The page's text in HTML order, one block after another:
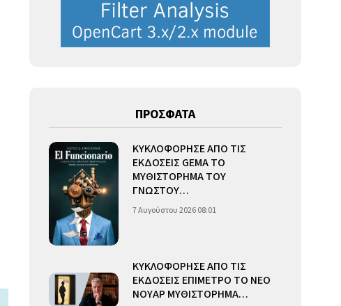
ΠΡΟΣΦΑΤΑ
ΚΥΚΛΟΦΟΡΗΣΕ ΑΠΟ ΤΙΣ
ΕΚΔΟΣΕΙΣ GEMA ΤΟ
ΜΥΘΙΣΤΟΡΗΜΑ ΤΟΥ
ΓΝΩΣΤΟΥ…
7 Αυγούστου 2026 08:01
ΚΥΚΛΟΦΟΡΗΣΕ ΑΠΟ ΤΙΣ
ΕΚΔΟΣΕΙΣ ΕΠΙΜΕΤΡΟ ΤΟ ΝΕΟ
ΝΟΥΑΡ ΜΥΘΙΣΤΟΡΗΜΑ…